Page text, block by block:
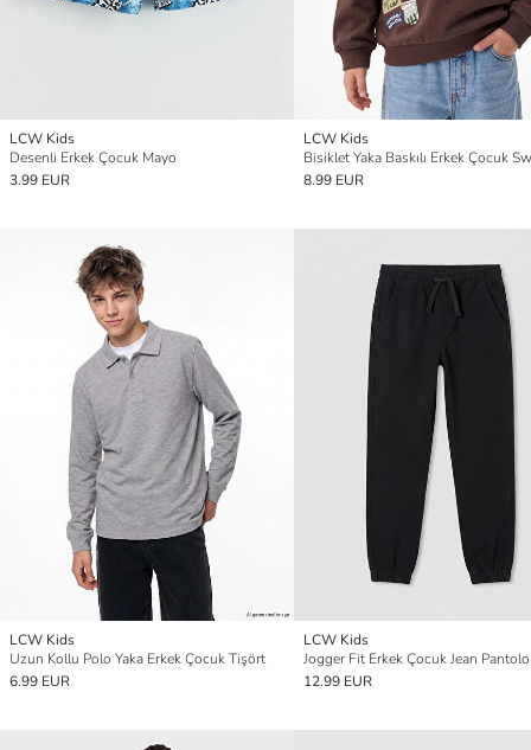
LCW Kids
Desenli Erkek Çocuk Mayo
3.99 EUR
LCW Kids
8.99 EUR
LCW Kids
Uzun Kollu Polo Yaka Erkek Çocuk Tişört
6.99 EUR
LCW Kids
Jogger Fit Erkek Çocuk Jean
12.99 EUR